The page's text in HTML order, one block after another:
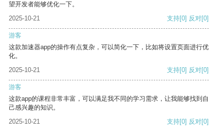
望开发者能够优化一下。
2025-10-21
支持[0] 反对[0]
游客
这款加速器app的操作有点复杂，可以简化一下，比如将设置页面进行优
化。
2025-10-21
支持[0] 反对[0]
游客
这款app的课程非常丰富，可以满足我不同的学习需求，让我能够找到自
己感兴趣的知识。
2025-10-21
支持[0] 反对[0]